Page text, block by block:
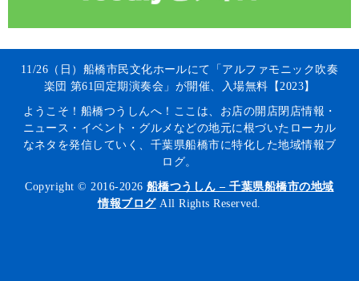
11/26（日）船橋市民文化ホールにて「アルファモニック吹奏
楽団 第61回定期演奏会」が開催、入場無料【2023】
ようこそ！船橋つうしんへ！ここは、お店の開店閉店情報・
ニュース・イベント・グルメなどの地元に根づいたローカル
なネタを発信していく、千葉県船橋市に特化した地域情報ブ
ログ。
Copyright © 2016-2026 船橋つうしん – 千葉県船橋市の地域
情報ブログAll Rights Reserved.